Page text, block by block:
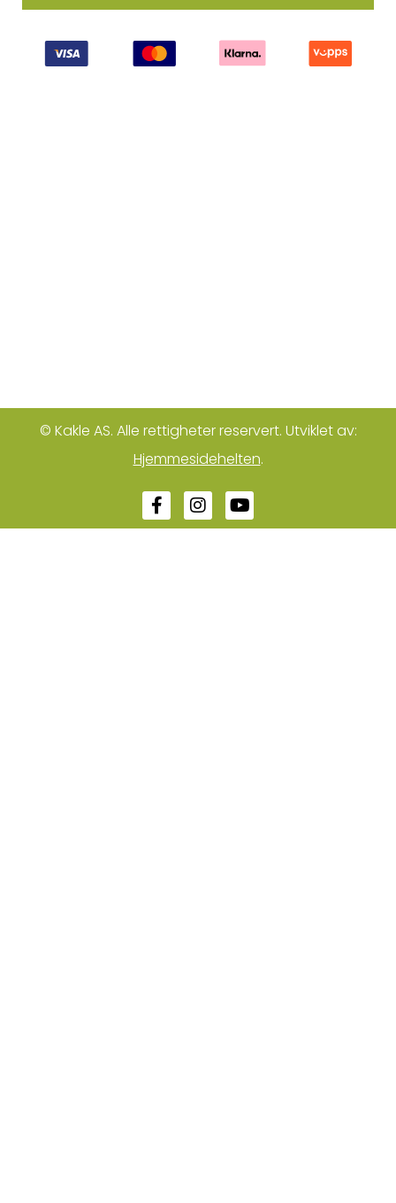
© Kakle AS. Alle rettigheter reservert. Utviklet av:
Hjemmesidehelten.